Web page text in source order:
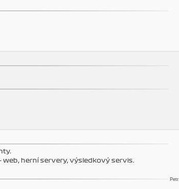
web, herní servery, výsledkový servis.
Petr